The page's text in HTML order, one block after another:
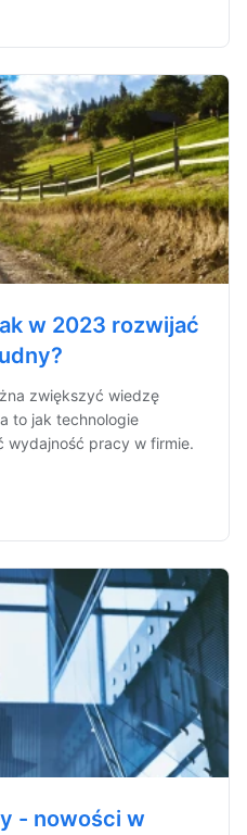
w 2023 rozwijać
zwiększyć wiedzę
to jak technologie
wydajność pracy w firmie.
- nowości w